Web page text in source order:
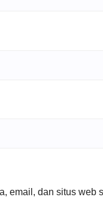
email, dan situs web